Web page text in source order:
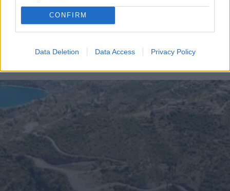
CONFIRM
Data Deletion Data Access Privacy Policy